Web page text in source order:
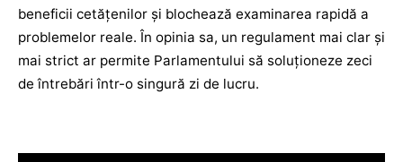
beneficii cetățenilor și blochează examinarea rapidă a
problemelor reale. În opinia sa, un regulament mai clar și
mai strict ar permite Parlamentului să soluționeze zeci
de întrebări într-o singură zi de lucru.